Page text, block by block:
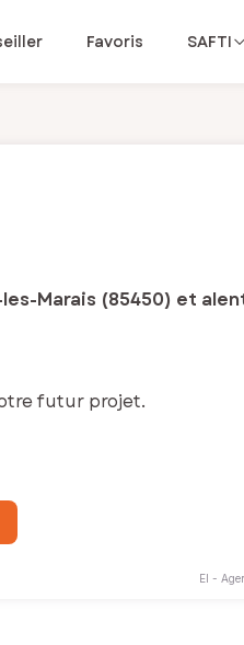
Favoris SAFTI
Marais (85450) et
futur projet.
EI -